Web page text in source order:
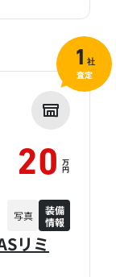
リミ
20 万
円
写真
装備
情報
1 社
査定